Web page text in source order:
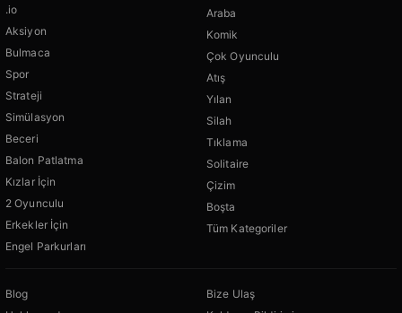
.io
Aksiyon
Bulmaca
Spor
Strateji
Simülasyon
Beceri
Balon Patlatma
Kızlar İçin
2 Oyunculu
Erkekler İçin
Engel Parkurları
Araba
Komik
Çok Oyunculu
Atış
Yılan
Silah
Tıklama
Solitaire
Çizim
Boşta
Tüm Kategoriler
Blog
Bize Ulaş